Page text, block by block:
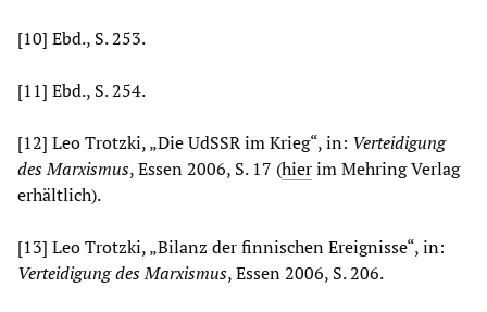
[10] Ebd., S. 253.
[11] Ebd., S. 254.
[12] Leo Trotzki, „Die UdSSR im Krieg“, in: Verteidigung
des Marxismus, Essen 2006, S. 17 (hierim Mehring Verlag
erhältlich).
[13] Leo Trotzki, „Bilanz der finnischen Ereignisse“, in:
Verteidigung des Marxismus, Essen 2006, S. 206.